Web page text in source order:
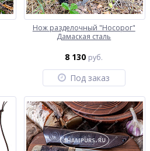
Нож разделочный "Носорог"
Дамаская сталь
8 130 руб.
Под заказ